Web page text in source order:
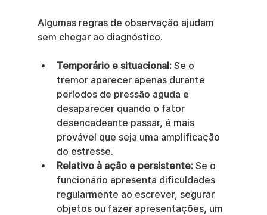
Algumas regras de observação ajudam
sem chegar ao diagnóstico.
Temporário e situacional: Se o
tremor aparecer apenas durante
períodos de pressão aguda e
desaparecer quando o fator
desencadeante passar, é mais
provável que seja uma amplificação
do estresse.
Relativo à ação e persistente: Se o
funcionário apresenta dificuldades
regularmente ao escrever, segurar
objetos ou fazer apresentações, um